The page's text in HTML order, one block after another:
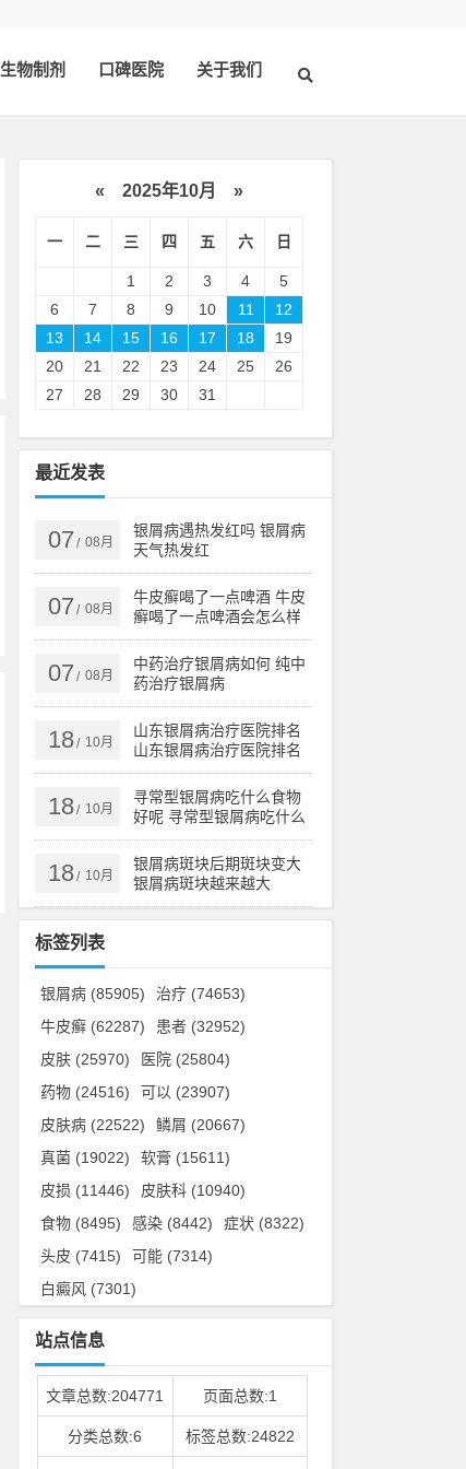
生物制剂 口碑医院 关于我们
« 2025年10月 »
一 二 三 四 五 六 日
1 2 3 4
5
6
7 8 9 10 11
12
13
14 15 16 17 18
19
20
21 22 23 24 25
26
27
28 29 30 31
最近发表
07 / 08月
银屑病遇热发红吗 银屑病
天气热发红
07 / 08月
牛皮癣喝了一点啤酒 牛皮
癣喝了一点啤酒会怎么样
07 / 08月
中药治疗银屑病如何 纯中
药治疗银屑病
18/ 10月
山东银屑病治疗医院排名
山东银屑病治疗医院排名
榜
18/ 10月
寻常型银屑病吃什么食物
好呢 寻常型银屑病吃什么
药效果好
18/ 10月
银屑病斑块后期斑块变大
银屑病斑块越来越大
标签列表
银屑病 (85905) 治疗 (74653)
牛皮癣 (62287) 患者 (32952)
皮肤 (25970) 医院 (25804)
药物 (24516) 可以 (23907)
皮肤病 (22522) 鳞屑 (20667)
真菌 (19022) 软膏 (15611)
皮损 (11446) 皮肤科 (10940)
食物 (8495) 感染 (8442) 症状 (8322)
头皮 (7415) 可能 (7314)
白癜风 (7301)
站点信息
文章总数:204771 页面总数:1
分类总数:6 标签总数:24822